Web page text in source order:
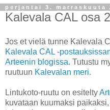
perjantai 3. marraskuuta
Kalevala CAL osa
Jos et vielä tunne Kalevala
Kalevala CAL -
Arteenin blogissa. Tutustu
ruutuun Kalevalan meri.
Lintukoto-ruutu on esitelty
kuvataan kuumaksi